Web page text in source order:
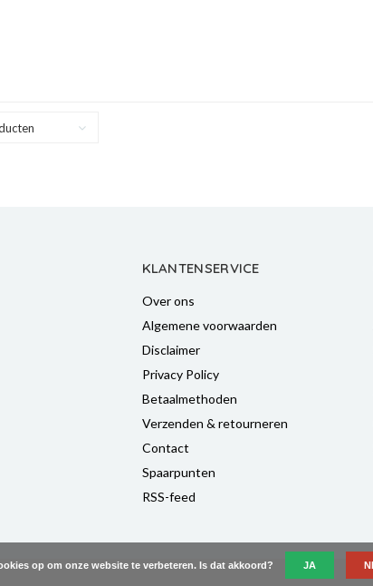
KLANTENSERVICE
Over ons
Algemene voorwaarden
Disclaimer
Privacy Policy
Betaalmethoden
Verzenden & retourneren
Contact
Spaarpunten
RSS-feed
op om onze website te verbeteren. Is dat akkoord? JA